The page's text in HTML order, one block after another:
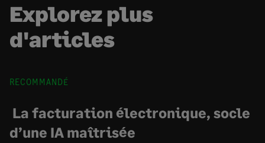
Explorez plus
d'articles
RECOMMANDÉ
La facturation électronique, socle
d’une IA maîtrisée